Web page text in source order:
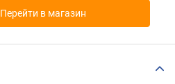
Перейти в магазин